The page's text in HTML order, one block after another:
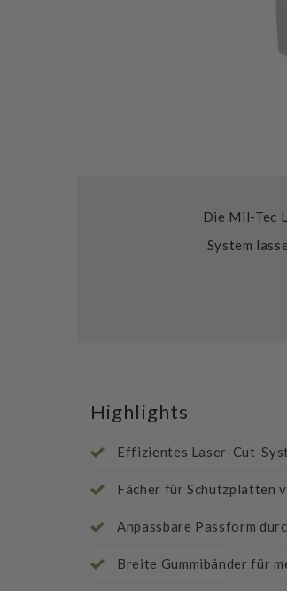
Die Mil-Tec
System
Highlights
Effizientes Laser-Cut-
Fächer für Schutzplatten
Anpassbare Passform
Breite Gummibänder für